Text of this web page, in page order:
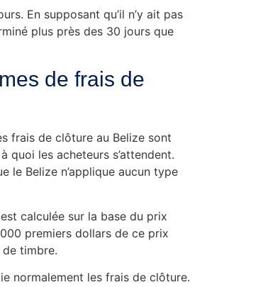
En supposant qu’il n’y ait pas
plus près des 30 jours que
de frais de
frais de clôture au Belize sont
quoi les acheteurs s’attendent.
le Belize n’applique aucun type
calculée sur la base du prix
premiers dollars de ce prix
timbre.
normalement les frais de clôture.